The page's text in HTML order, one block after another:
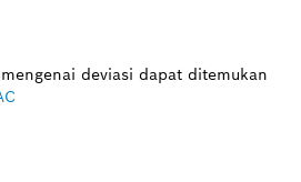
deviasi dapat ditemukan